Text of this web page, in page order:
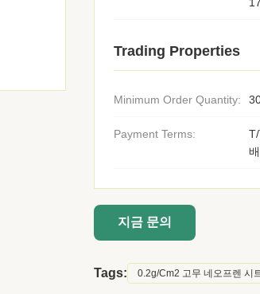
Trading Properties
Minimum Order Quantity:
Payment Terms:
지금 문의
Tags: 0.2g/Cm2 고무 네오프렌 시